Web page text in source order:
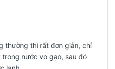
thường thì rất đơn giản, chỉ
nước vo gạo, sau đó